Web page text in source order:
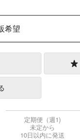
希望
定期便（週1)
未定から
10日以内に発送